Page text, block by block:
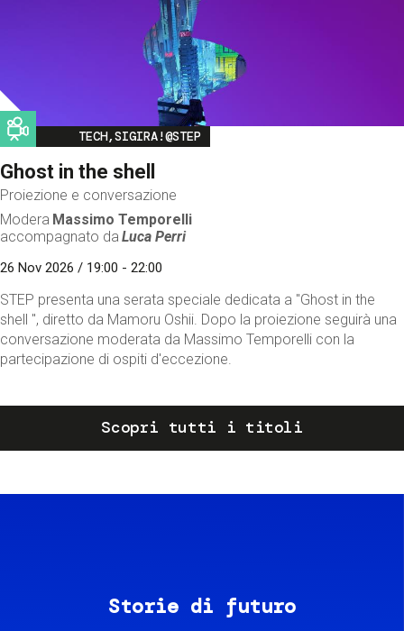
Image
TECH,SIGIRA!@STEP
Ghost in the shell
Proiezione e conversazione
Modera Massimo Temporelli
accompagnato da Luca Perri
26 Nov 2026 / 19:00 - 22:00
STEP presenta una serata speciale dedicata a "Ghost in the
shell ", diretto da Mamoru Oshii. Dopo la proiezione seguirà una
conversazione moderata da Massimo Temporelli con la
partecipazione di ospiti d'eccezione.
Scopri tutti i titoli
Storie di futuro